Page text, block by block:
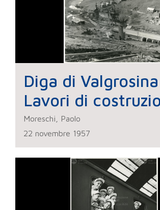
Diga di
Lavori di
Moreschi, Paolo
22 novembre 1957